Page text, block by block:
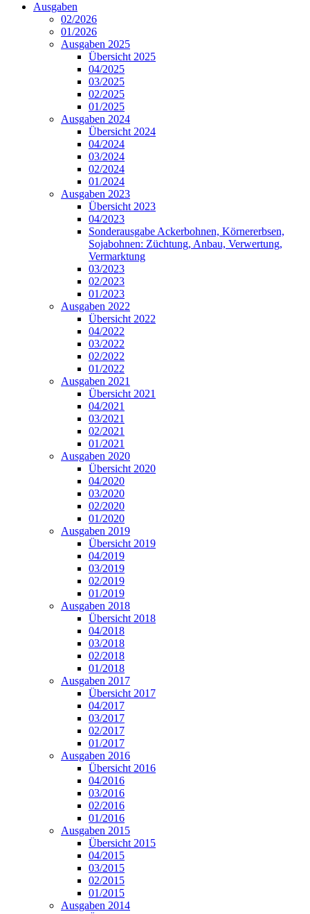
Ausgaben
02/2026
01/2026
Ausgaben 2025
Übersicht 2025
04/2025
03/2025
02/2025
01/2025
Ausgaben 2024
Übersicht 2024
04/2024
03/2024
02/2024
01/2024
Ausgaben 2023
Übersicht 2023
04/2023
Sonderausgabe Ackerbohnen, Körnererbsen,
Sojabohnen: Züchtung, Anbau, Verwertung,
Vermarktung
03/2023
02/2023
01/2023
Ausgaben 2022
Übersicht 2022
04/2022
03/2022
02/2022
01/2022
Ausgaben 2021
Übersicht 2021
04/2021
03/2021
02/2021
01/2021
Ausgaben 2020
Übersicht 2020
04/2020
03/2020
02/2020
01/2020
Ausgaben 2019
Übersicht 2019
04/2019
03/2019
02/2019
01/2019
Ausgaben 2018
Übersicht 2018
04/2018
03/2018
02/2018
01/2018
Ausgaben 2017
Übersicht 2017
04/2017
03/2017
02/2017
01/2017
Ausgaben 2016
Übersicht 2016
04/2016
03/2016
02/2016
01/2016
Ausgaben 2015
Übersicht 2015
04/2015
03/2015
02/2015
01/2015
Ausgaben 2014